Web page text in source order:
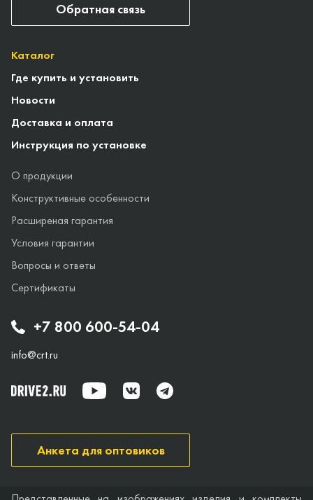
+7 800 600-54-04
info@crt.ru
Каталог
Где купить и установить
Новости
Доставка и оплата
Инструкция по установке
О продукции
Конструктивные особенности
Расширеная гарантия
Условия гарантии
Вопросы и ответы
Сертификаты
Анкета для оптовиков
Обратная связь